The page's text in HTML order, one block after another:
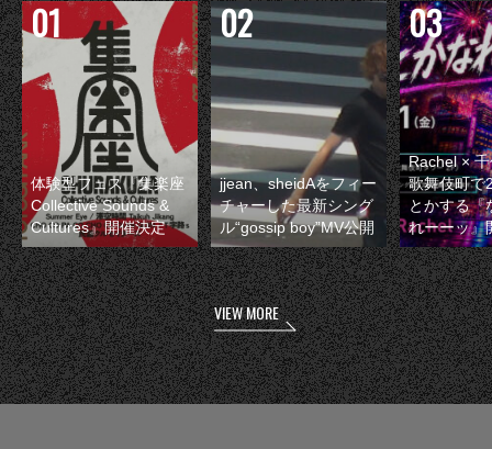
体験型フェス『集楽座
Collective Sounds &
Cultures』開催決定
jjean、sheidAをフィー
チャーした最新シング
ル“gossip boy”MV公開
Rachel ×
歌舞伎町で
とかする『
れーーッ』
VIEW MORE